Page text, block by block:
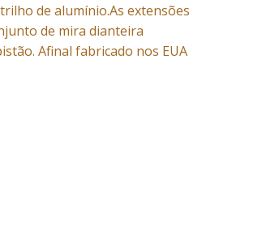
de alumínio.As extensões
de mira dianteira
Afinal fabricado nos EUA